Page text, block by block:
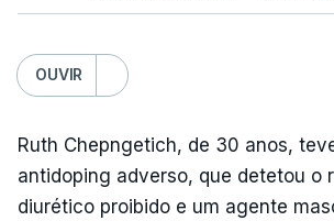
OUVIR
Ruth Chepngetich, de 30 anos,
antidoping adverso, que detetou o
diurético proibido e um agente